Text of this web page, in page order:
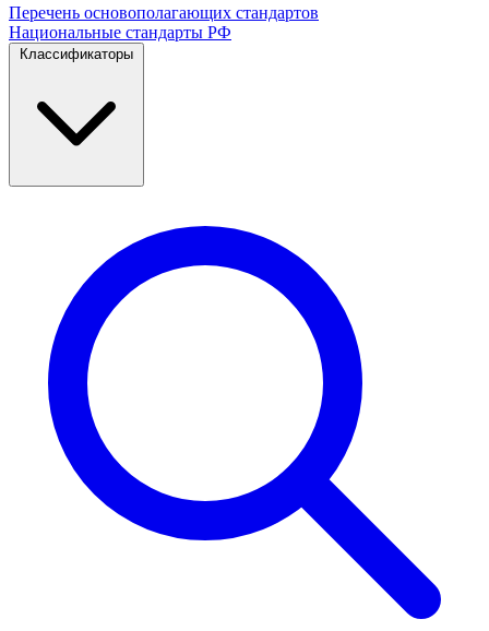
Перечень основополагающих стандартов
Национальные стандарты РФ
Классификаторы